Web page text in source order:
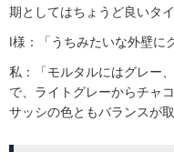
期としてはちょうど良いタ
I様：「うちみたいな外壁に
私：「モルタルにはグレー
で、ライトグレーからチャ
サッシの色ともバランスが